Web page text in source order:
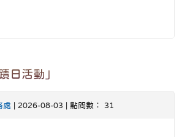
日活動」
處 | 2026-08-03 | 點閱數： 31